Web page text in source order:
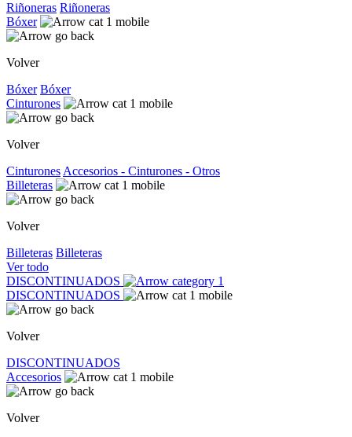
Riñoneras Riñoneras
Bóxer
Volver
Bóxer Bóxer
Cinturones
Volver
Cinturones Accesorios - Cinturones - Otros
Billeteras
Volver
Billeteras Billeteras
Ver todo
DISCONTINUADOS
DISCONTINUADOS
Volver
DISCONTINUADOS
Accesorios
Volver